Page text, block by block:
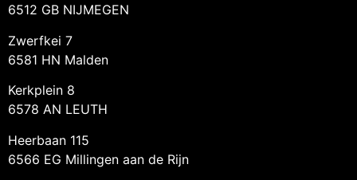
6512 GB NIJMEGEN
Zwerfkei 7
6581 HN Malden
Kerkplein 8
6578 AN LEUTH
Heerbaan 115
6566 EG Millingen aan de Rijn